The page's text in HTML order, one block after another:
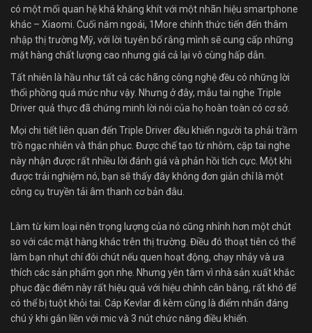
có một mối quan hệ khá khăng khít với một nhãn hiệu smartphone
khác – Xiaomi. Cuối năm ngoái, 1More chính thức tiến đến thâm
nhập thị trường Mỹ, với lời tuyên bố rằng mình sẽ cung cấp những
mặt hàng chất lượng cao nhưng giá cả lại vô cùng hấp dẫn.
Tất nhiên là hầu như tất cả các hãng công nghệ đều có những lời
thổi phồng quá mức như vậy. Nhưng ở đây, mẫu tai nghe Triple
Driver quả thực đã chứng minh lời nói của họ hoàn toàn có cơ sở.
Mọi chi tiết liên quan đến Triple Driver đều khiến người ta phải trầm
trồ ngạc nhiên và thán phục. Được chế tạo từ nhôm, cặp tai nghe
này nhận được rất nhiều lời đánh giá và phản hồi tích cực. Một khi
được trải nghiệm nó, bạn sẽ thấy đây không đơn giản chỉ là một
công cụ truyền tải âm thanh cơ bản đâu.
Làm từ kim loại nên trọng lượng của nó cũng nhỉnh hơn một chút
so với các mặt hàng khác trên thị trường. Điều đó thoạt tiên có thể
làm bạn nhụt chí đôi chút nếu quen hoạt động, chạy nhảy và ưa
thích các sản phẩm gọn nhẹ. Nhưng yên tâm vì nhà sản xuất khắc
phục đặc điểm này rất hiệu quả với hiệu chỉnh cân bằng, rất khó để
có thể bị tuột khỏi tai. Cáp Kevlar đi kèm cũng là điểm nhấn đáng
chú ý khi gắn liền với mic và 3 nút chức năng điều khiển.